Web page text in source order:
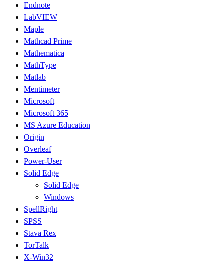
Endnote
LabVIEW
Maple
Mathcad Prime
Mathematica
MathType
Matlab
Mentimeter
Microsoft
Microsoft 365
MS Azure Education
Origin
Overleaf
Power-User
Solid Edge
Solid Edge
Windows
SpellRight
SPSS
Stava Rex
TorTalk
X-Win32